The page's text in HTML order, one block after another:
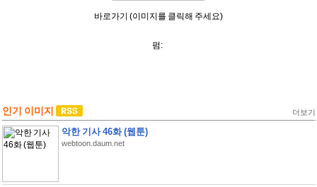
바로가기 (이미지를 클릭해 주세요)
펌:
인기 이미지 더보기
악한 기사 46화 (웹툰)
webtoon.daum.net